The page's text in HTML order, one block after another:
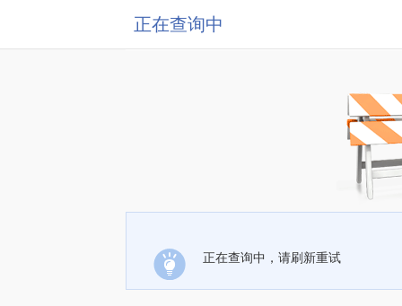
正在查询中
正在查询中，请刷新重试